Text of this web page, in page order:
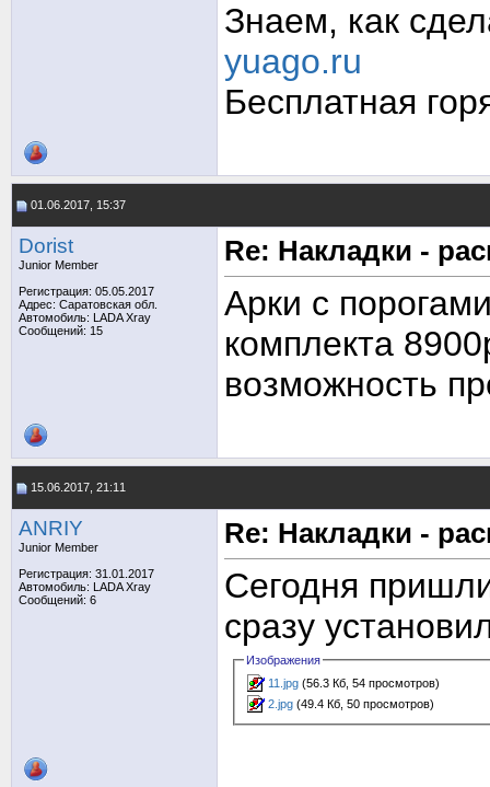
Знаем, как
yuago.ru
Бесплатная
01.06.2017, 15:37
Dorist
Junior Member
Регистрация: 05.05.2017
Адрес: Саратовская обл.
Автомобиль: LADA Xray
Сообщений: 15
Re: Накладки -
Арки с
комплекта
возможность
15.06.2017, 21:11
ANRIY
Junior Member
Регистрация: 31.01.2017
Автомобиль: LADA Xray
Сообщений: 6
Re: Накладки -
Сегодня
сразу
Изображения
11.jpg (56.3 Кб, 54 просмотров)
2.jpg (49.4 Кб, 50 просмотров)